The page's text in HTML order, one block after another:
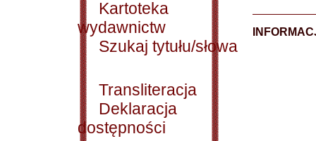
Kartoteka
wydawnictw
Szukaj tytułu/słowa
Transliteracja
Deklaracja
dostępności